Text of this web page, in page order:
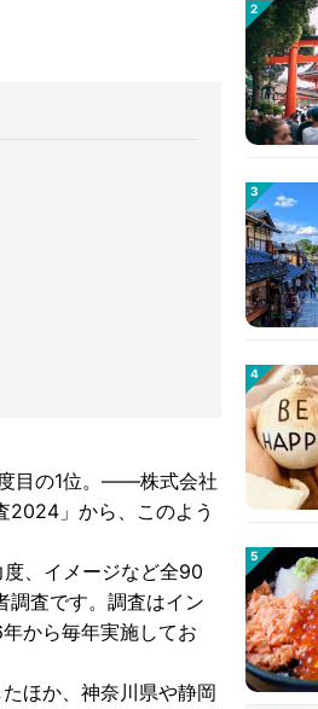
目の1位。――株式会社
2024」から、このよう
、イメージなど全90
調査です。調査はイン
から毎年実施してお
ほか、神奈川県や静岡
2
3
4
5